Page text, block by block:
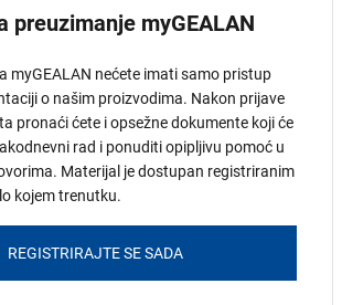
preuzimanje myGEALAN
myGEALAN nećete imati samo pristup
o našim proizvodima. Nakon prijave
pronaći ćete i opsežne dokumente koji će
rad i ponuditi opipljivu pomoć u
Materijal je dostupan registriranim
kojem trenutku.
REGISTRIRAJTE SE SADA